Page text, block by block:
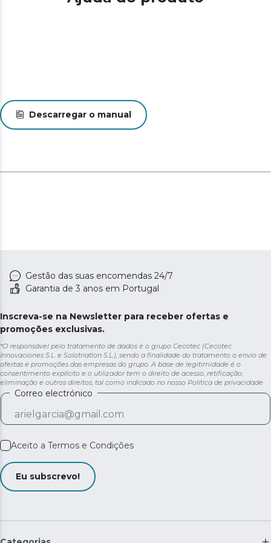
Descarregar o manual
Gestão das suas encomendas 24/7
Garantia de 3 anos em Portugal
Inscreva-se na Newsletter para receber ofertas e
promoções exclusivas.
*O responsável pelo tratamento de dados é o grupo Cecotec (Cecotec
Innovaciones S.L. e Solotriatlon S.L.), sendo a finalidade do tratamento o envio de
ofertas e promoções das empresas do grupo. A base de legitimidade é o
consentimento explícito e o utilizador tem o direito de acesso, retificação,
eliminação e outros direitos, tal como indicado no nosso Política de privacidade
Correo electrónico
Aceito a Termos e Condições
Eu subscrevo!